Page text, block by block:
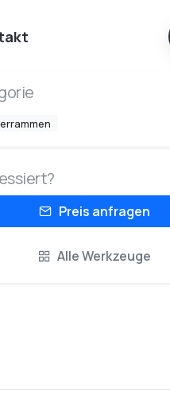
Preis anfragen
Alle Werkzeuge